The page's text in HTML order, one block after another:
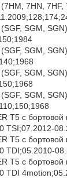
7HN,
SGM,
SGM,
SGM,
SGM,
T5 c
TSI;07.2012-
T5 c
TDI;05.2010-
T5 c
TDI